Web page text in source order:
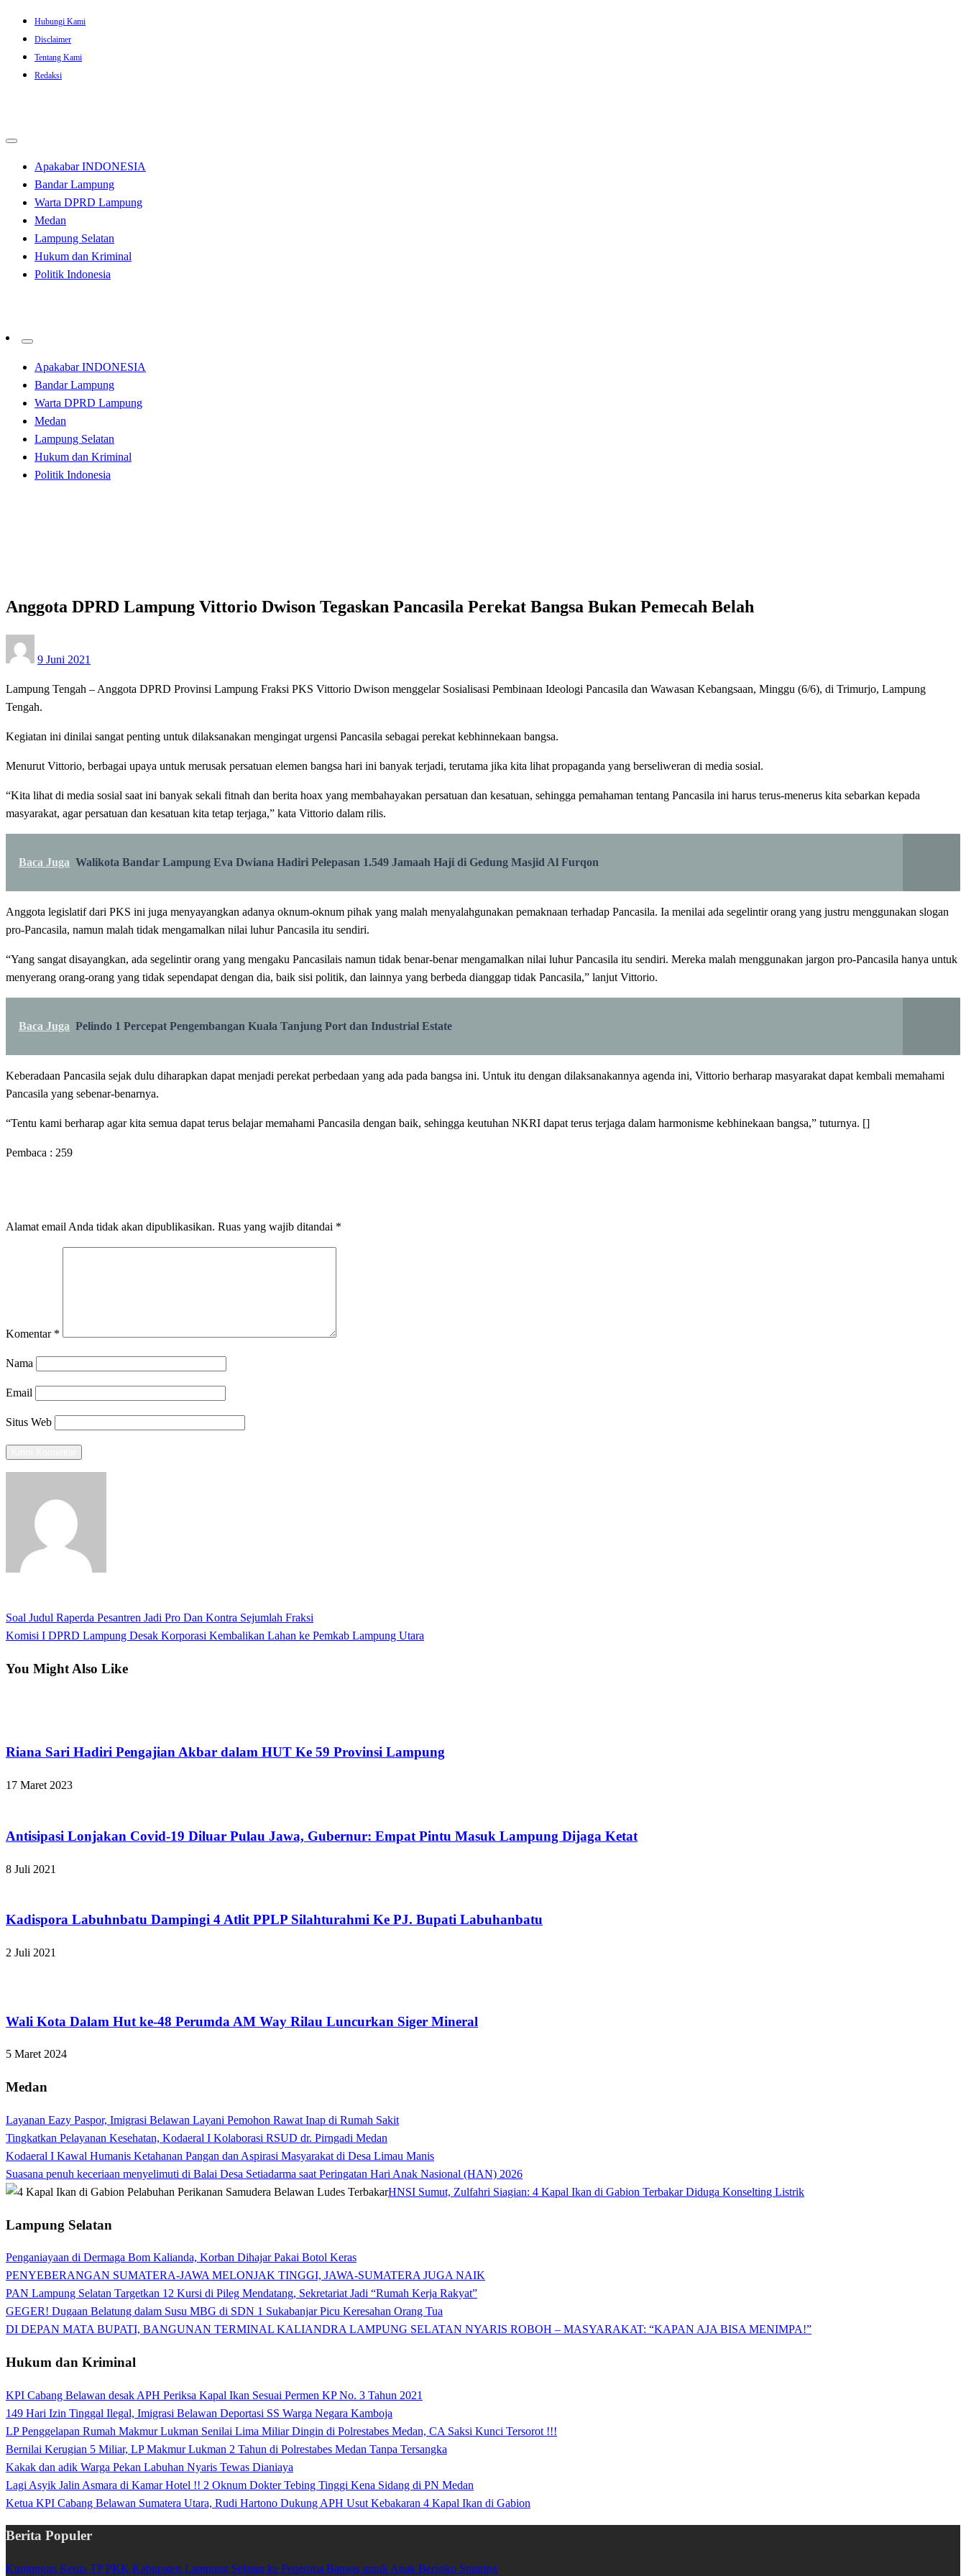
Skip
content
Hubungi Kami
Disclaimer
Tentang Kami
Redaksi
Apakabar INDONESIA
Bandar Lampung
Warta DPRD Lampung
Medan
Lampung Selatan
Hukum dan Kriminal
Politik Indonesia
Apakabar INDONESIA
Bandar Lampung
Warta DPRD Lampung
Medan
Lampung Selatan
Hukum dan Kriminal
Politik Indonesia
Anggota DPRD Lampung Vittorio Dwison Tegaskan Pancasila Perekat Bangsa Bukan Pemecah Belah
on
9 Juni 2021
Lampung Tengah – Anggota DPRD Provinsi Lampung Fraksi PKS Vittorio Dwison menggelar Sosialisasi Pembinaan Ideologi Pancasila dan Wawasan Kebangsaan, Minggu (6/6), di Trimurjo, Lampung
Tengah.
Kegiatan ini dinilai sangat penting untuk dilaksanakan mengingat urgensi Pancasila sebagai perekat kebhinnekaan bangsa.
Menurut Vittorio, berbagai upaya untuk merusak persatuan elemen bangsa hari ini banyak terjadi, terutama jika kita lihat propaganda yang berseliweran di media sosial.
“Kita lihat di media sosial saat ini banyak sekali fitnah dan berita hoax yang membahayakan persatuan dan kesatuan, sehingga pemahaman tentang Pancasila ini harus terus-menerus kita sebarkan kepada
masyarakat, agar persatuan dan kesatuan kita tetap terjaga,” kata Vittorio dalam rilis.
Baca Juga Walikota Bandar Lampung Eva Dwiana Hadiri Pelepasan 1.549 Jamaah Haji di Gedung Masjid Al Furqon
Anggota legislatif dari PKS ini juga menyayangkan adanya oknum-oknum pihak yang malah menyalahgunakan pemaknaan terhadap Pancasila. Ia menilai ada segelintir orang yang justru menggunakan slogan
pro-Pancasila, namun malah tidak mengamalkan nilai luhur Pancasila itu sendiri.
“Yang sangat disayangkan, ada segelintir orang yang mengaku Pancasilais namun tidak benar-benar mengamalkan nilai luhur Pancasila itu sendiri. Mereka malah menggunakan jargon pro-Pancasila hanya untuk
menyerang orang-orang yang tidak sependapat dengan dia, baik sisi politik, dan lainnya yang berbeda dianggap tidak Pancasila,” lanjut Vittorio.
Baca Juga Pelindo 1 Percepat Pengembangan Kuala Tanjung Port dan Industrial Estate
Keberadaan Pancasila sejak dulu diharapkan dapat menjadi perekat perbedaan yang ada pada bangsa ini. Untuk itu dengan dilaksanakannya agenda ini, Vittorio berharap masyarakat dapat kembali memahami
Pancasila yang sebenar-benarnya.
“Tentu kami berharap agar kita semua dapat terus belajar memahami Pancasila dengan baik, sehingga keutuhan NKRI dapat terus terjaga dalam harmonisme kebhinekaan bangsa,” tuturnya. []
Pembaca : 259
Alamat email Anda tidak akan dipublikasikan. Ruas yang wajib ditandai *
Komentar *
Nama
Email
Situs Web
Navigasi
Previous
Post
Soal Judul Raperda Pesantren Jadi Pro Dan Kontra Sejumlah Fraksi
Next
Komisi I DPRD Lampung Desak Korporasi Kembalikan Lahan ke Pemkab Lampung Utara
You Might Also Like
Riana Sari Hadiri Pengajian Akbar dalam HUT Ke 59 Provinsi Lampung
17 Maret 2023
Antisipasi Lonjakan Covid-19 Diluar Pulau Jawa, Gubernur: Empat Pintu Masuk Lampung Dijaga Ketat
8 Juli 2021
Kadispora Labuhnbatu Dampingi 4 Atlit PPLP Silahturahmi Ke PJ. Bupati Labuhanbatu
2 Juli 2021
Wali Kota Dalam Hut ke-48 Perumda AM Way Rilau Luncurkan Siger Mineral
5 Maret 2024
Medan
Layanan Eazy Paspor, Imigrasi Belawan Layani Pemohon Rawat Inap di Rumah Sakit
Tingkatkan Pelayanan Kesehatan, Kodaeral I Kolaborasi RSUD dr. Pirngadi Medan‎
Kodaeral I Kawal Humanis Ketahanan Pangan dan Aspirasi Masyarakat di Desa Limau Manis
Suasana penuh keceriaan menyelimuti di Balai Desa Setiadarma saat Peringatan Hari Anak Nasional (HAN) 2026
HNSI Sumut, Zulfahri Siagian: 4 Kapal Ikan di Gabion Terbakar Diduga Konselting Listrik
Lampung Selatan
Penganiayaan di Dermaga Bom Kalianda, Korban Dihajar Pakai Botol Keras
PENYEBERANGAN SUMATERA-JAWA MELONJAK TINGGI, JAWA-SUMATERA JUGA NAIK
PAN Lampung Selatan Targetkan 12 Kursi di Pileg Mendatang, Sekretariat Jadi “Rumah Kerja Rakyat”
GEGER! Dugaan Belatung dalam Susu MBG di SDN 1 Sukabanjar Picu Keresahan Orang Tua
DI DEPAN MATA BUPATI, BANGUNAN TERMINAL KALIANDRA LAMPUNG SELATAN NYARIS ROBOH – MASYARAKAT: “KAPAN AJA BISA MENIMPA!”
Hukum dan Kriminal
KPI Cabang Belawan desak APH Periksa Kapal Ikan Sesuai Permen KP No. 3 Tahun 2021
149 Hari Izin Tinggal Ilegal, Imigrasi Belawan Deportasi SS Warga Negara Kamboja
LP Penggelapan Rumah Makmur Lukman Senilai Lima Miliar Dingin di Polrestabes Medan, CA Saksi Kunci Tersorot !!!
Bernilai Kerugian 5 Miliar, LP Makmur Lukman 2 Tahun di Polrestabes Medan Tanpa Tersangka
Kakak dan adik Warga Pekan Labuhan Nyaris Tewas Dianiaya
Lagi Asyik Jalin Asmara di Kamar Hotel !! 2 Oknum Dokter Tebing Tinggi Kena Sidang di PN Medan
Ketua KPI Cabang Belawan Sumatera Utara, Rudi Hartono Dukung APH Usut Kebakaran 4 Kapal Ikan di Gabion
Berita Populer
Kunjungan Ketua TP PKK Kabupaten Lampung Selatan ke Penerima Bansos untuk Anak Berisiko Stunting